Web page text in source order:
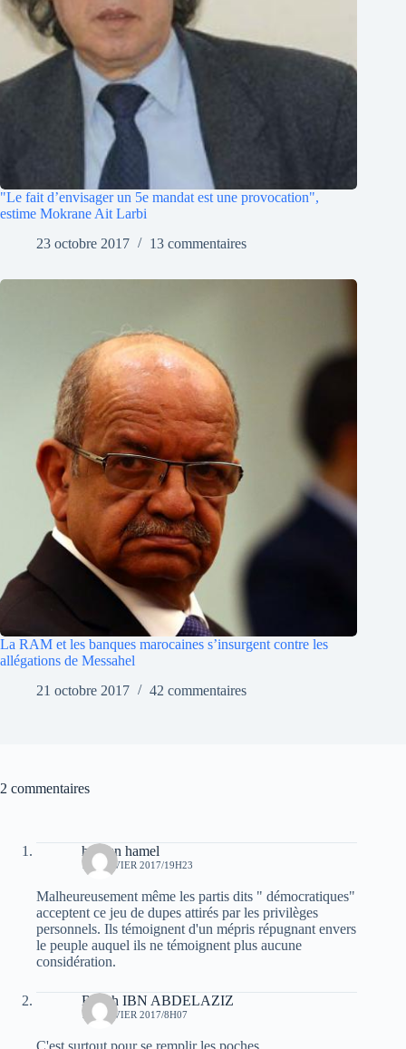
"Le fait d’envisager un 5e mandat est une provocation",
estime Mokrane Ait Larbi
23 octobre 2017
13 commentaires
La RAM et les banques marocaines s’insurgent contre les
allégations de Messahel
21 octobre 2017
42 commentaires
2 commentaires
haroun hamel
15 JANVIER 2017/19H23
Malheureusement même les partis dits " démocratiques"
acceptent ce jeu de dupes attirés par les privilèges
personnels. Ils témoignent d'un mépris répugnant envers
le peuple auquel ils ne témoignent plus aucune
considération.
Rabah IBN ABDELAZIZ
16 JANVIER 2017/8H07